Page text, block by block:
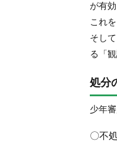
が有
これ
そし
る「
処分
少年
〇不